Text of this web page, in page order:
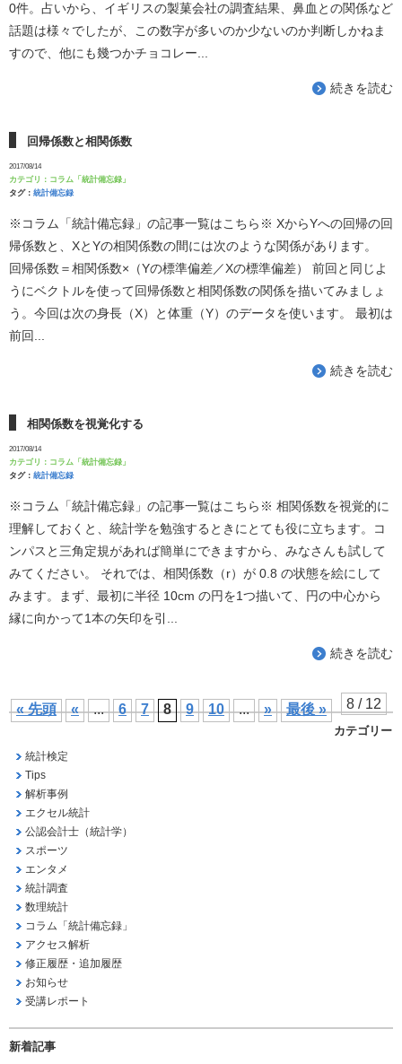
0件。占いから、イギリスの製菓会社の調査結果、鼻血との関係など
話題は様々でしたが、この数字が多いのか少ないのか判断しかねま
すので、他にも幾つかチョコレー...
続きを読む
回帰係数と相関係数
2017/08/14
カテゴリ： コラム「統計備忘録」
タグ： 統計備忘録
※コラム「統計備忘録」の記事一覧はこちら※ XからYへの回帰の回
帰係数と、XとYの相関係数の間には次のような関係があります。
回帰係数＝相関係数×（Yの標準偏差／Xの標準偏差） 前回と同じよ
うにベクトルを使って回帰係数と相関係数の関係を描いてみましょ
う。今回は次の身長（X）と体重（Y）のデータを使います。 最初は
前回...
続きを読む
相関係数を視覚化する
2017/08/14
カテゴリ： コラム「統計備忘録」
タグ： 統計備忘録
※コラム「統計備忘録」の記事一覧はこちら※ 相関係数を視覚的に
理解しておくと、統計学を勉強するときにとても役に立ちます。コ
ンパスと三角定規があれば簡単にできますから、みなさんも試して
みてください。 それでは、相関係数（r）が 0.8 の状態を絵にして
みます。まず、最初に半径 10cm の円を1つ描いて、円の中心から
縁に向かって1本の矢印を引...
続きを読む
8 / 12
« 先頭 « ... 6 7 8 9 10 ... » 最後 »
カテゴリー
統計検定
Tips
解析事例
エクセル統計
公認会計士（統計学）
スポーツ
エンタメ
統計調査
数理統計
コラム「統計備忘録」
アクセス解析
修正履歴・追加履歴
お知らせ
受講レポート
新着記事